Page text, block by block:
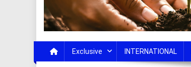
Exclusive INTERNATIONAL